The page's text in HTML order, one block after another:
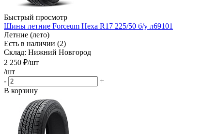
Быстрый просмотр
Шины летние Forceum Hexa R17 225/50 б/у л69101
Летние (лето)
Есть в наличии (2)
Склад: Нижний Новгород
2 250 ₽/шт
/шт
-
+
В корзину